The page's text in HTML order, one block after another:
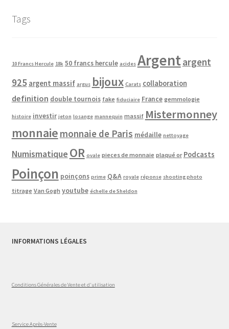
Tags
10 Francs Hercule 18k 50 francs hercule acides Argentargent
925 argent massif argus bijoux Carats collaboration
definition double tournois fake fiduciaire France gemmologie
histoire investir jeton losange mannequin massif Mistermonney
monnaie monnaie de Paris médaille nettoyage
Numismatique OR ovale pieces de monnaie plaqué or Podcasts
Poinçon poinçons prime Q&A royale réponse shooting photo
titrage Van Gogh youtube échelle de Sheldon
INFORMATIONS LÉGALES
Conditions Générales de Vente et d'utilisation
Service Après-Vente